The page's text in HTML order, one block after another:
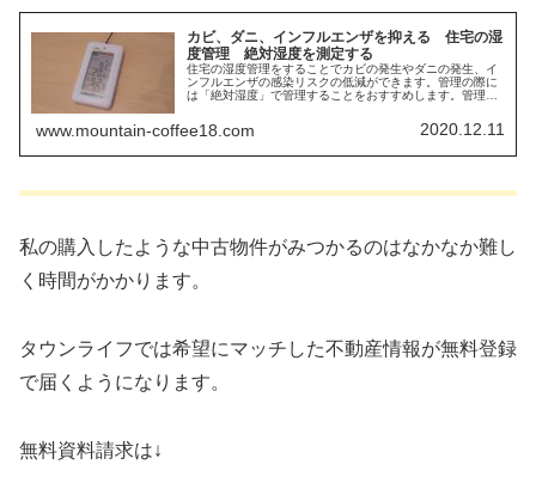
カビ、ダニ、インフルエンザを抑える 住宅の湿
度管理 絶対湿度を測定する
住宅の湿度管理をすることでカビの発生やダニの発生、イ
ンフルエンザの感染リスクの低減ができます。管理の際に
は「絶対湿度」で管理することをおすすめします。管理の
また参考とさせて頂きました本についても書いています。
www.mountain-coffee18.com 2020.12.11
私の購入したような中古物件がみつかるのはなかなか難し
く時間がかかります。
タウンライフでは希望にマッチした不動産情報が無料登録
で届くようになります。
無料資料請求は↓